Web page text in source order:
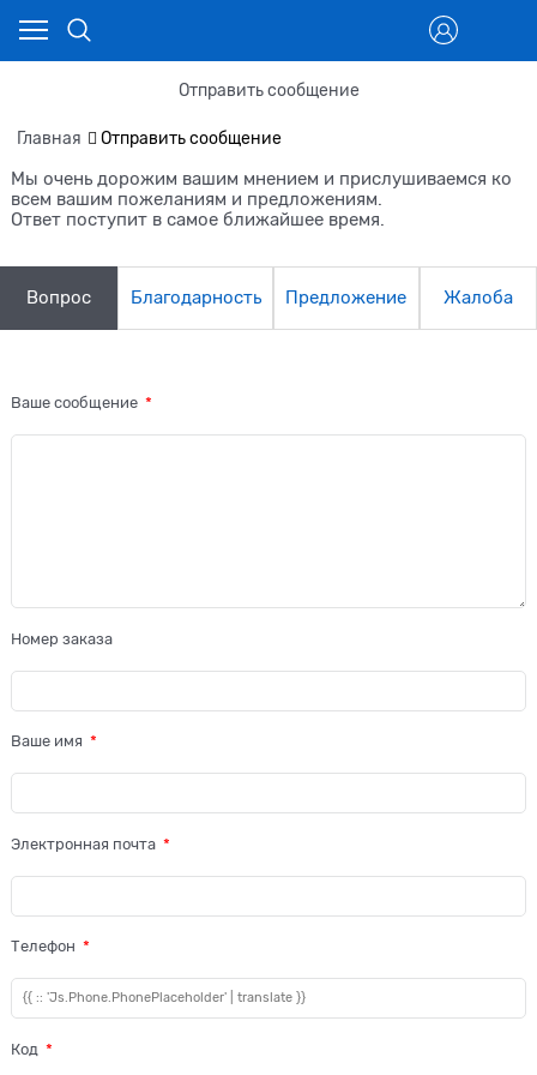
Отправить сообщение
Главная Отправить сообщение
Мы очень дорожим вашим мнением и прислушиваемся ко
всем вашим пожеланиям и предложениям.
Ответ поступит в самое ближайшее время.
Вопрос Благодарность Предложение Жалоба
Ваше сообщение
Номер заказа
Ваше имя
Электронная почта
Телефон
Код